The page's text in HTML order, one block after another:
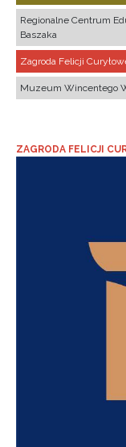
Regionalne Centrum
Baszaka
Zagroda Felicji
Muzeum Wincentego
ZAGRODA FELICJI